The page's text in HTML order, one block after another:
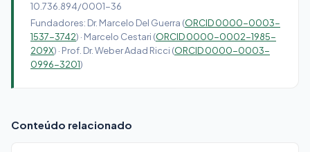
10.736.894/0001-36
Fundadores: Dr. Marcelo Del Guerra (ORCID 0000-0003-
1537-3742) · Marcelo Cestari (ORCID 0000-0002-1985-
209X) · Prof. Dr. Weber Adad Ricci (ORCID 0000-0003-
0996-3201)
Conteúdo relacionado